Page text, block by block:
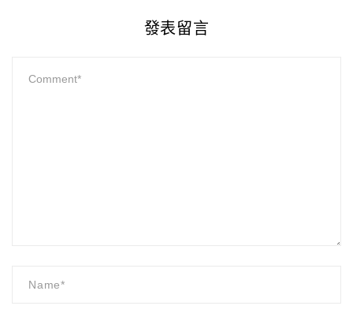
發表留言